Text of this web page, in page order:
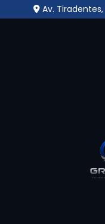
Av.
Se você